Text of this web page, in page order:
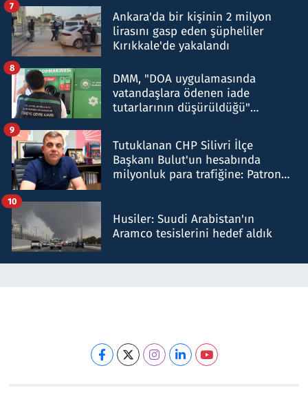
Ankara'da bir kişinin 2 milyon
lirasını gasp eden şüpheliler
Kırıkkale'de yakalandı
7
DMM, "DOA uygulamasında
vatandaşlara ödenen iade
tutarlarının düşürüldüğü"
8
Tutuklanan CHP Silivri İlçe
Başkanı Bulut'un hesabında
milyonluk para trafiğine: Patron
9
Husiler: Suudi Arabistan'ın
Aramco tesislerini hedef aldık
10